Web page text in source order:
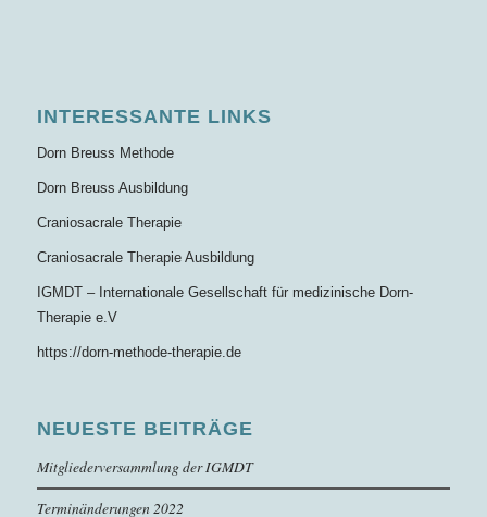
INTERESSANTE LINKS
Dorn Breuss Methode
Dorn Breuss Ausbildung
Craniosacrale Therapie
Craniosacrale Therapie Ausbildung
IGMDT – Internationale Gesellschaft für medizinische Dorn-
Therapie e.V
https://dorn-methode-therapie.de
NEUESTE BEITRÄGE
Mitgliederversammlung der IGMDT
Terminänderungen 2022